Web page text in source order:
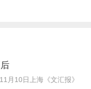
月10日上海《文汇报》